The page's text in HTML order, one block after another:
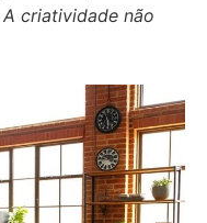
A criatividade não